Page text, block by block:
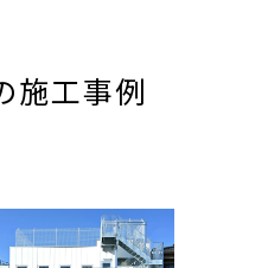
施工事例